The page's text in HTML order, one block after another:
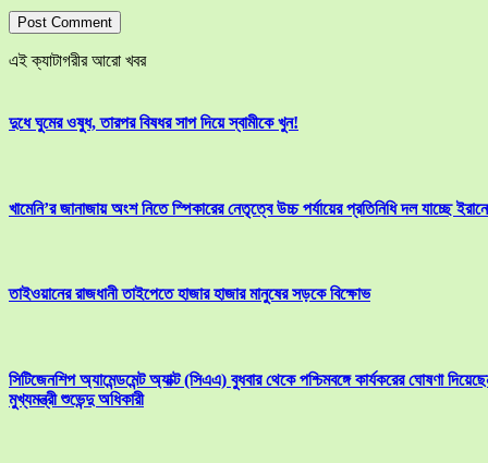
এই ক্যাটাগরীর আরো খবর
দুধে ঘুমের ওষুধ, তারপর বিষধর সাপ দিয়ে স্বামীকে খুন!
খামেনি’র জানাজায় অংশ নিতে স্পিকারের নেতৃত্বে উচ্চ পর্যায়ের প্রতিনিধি দল যাচ্ছে ইরানে
তাইওয়ানের রাজধানী তাইপেতে হাজার হাজার মানুষের সড়কে বিক্ষোভ
সিটিজেনশিপ অ্যামেন্ডমেন্ট অ্যাক্ট (সিএএ) বুধবার থেকে পশ্চিমবঙ্গে কার্যকরের ঘোষণা
মুখ্যমন্ত্রী শুভেন্দু অধিকারী